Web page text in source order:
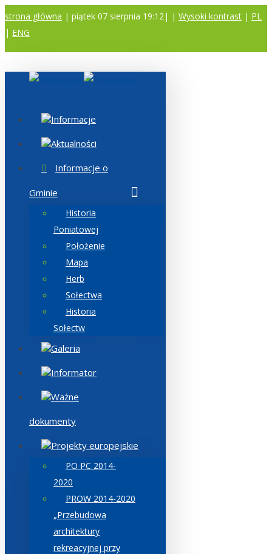
strona główna | piątek 07 sierpnia 19:12| | Wysoki kontrast | PL
| ENG
Informacje
Aktualności
Informacje o
Gminie
Historia
Poniatowej
Położenie
Mapa
Herb
Sołectwa
Historia
Sołectw
Galeria
Informator
Ważne
dokumenty
Projekty europejskie
PO PC 2014-
2020
PROW 2014-2020
„Przebudowa
architektury
rekreacyjnej przy